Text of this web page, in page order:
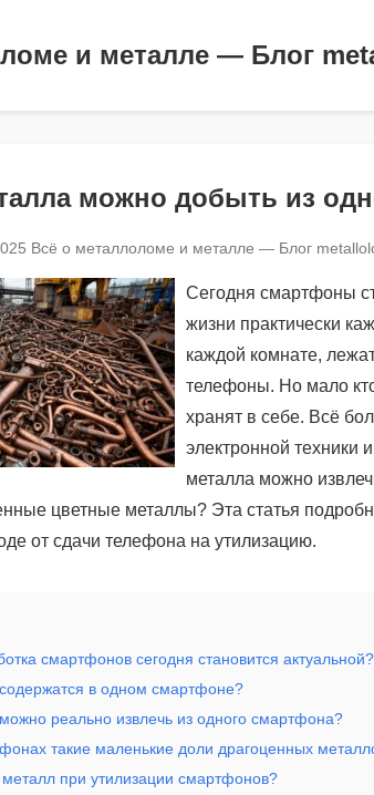
и металле — Блог
можно добыть из
Всё о металлоломе и металле — Блог
Сегодня смартфоны
жизни практически
каждой комнате,
телефоны. Но мало
хранят в себе. Всё
электронной техники
металла можно
цветные металлы? Эта статья
от сдачи телефона на утилизацию.
смартфонов сегодня становится актуальной?
в одном смартфоне?
реально извлечь из одного смартфона?
такие маленькие доли драгоценных
при утилизации смартфонов?